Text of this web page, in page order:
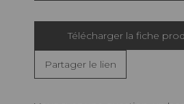
Télécharger la fiche
Partager le lien